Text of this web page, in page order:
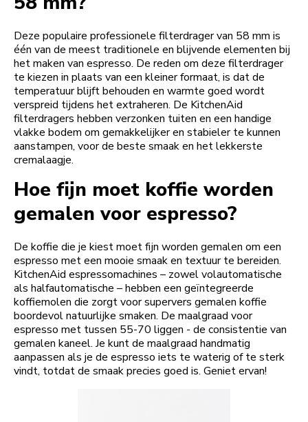
Deze populaire professionele filterdrager van 58 mm is
één van de meest traditionele en blijvende elementen bij
het maken van espresso. De reden om deze filterdrager
te kiezen in plaats van een kleiner formaat, is dat de
temperatuur blijft behouden en warmte goed wordt
verspreid tijdens het extraheren. De KitchenAid
filterdragers hebben verzonken tuiten en een handige
vlakke bodem om gemakkelijker en stabieler te kunnen
aanstampen, voor de beste smaak en het lekkerste
cremalaagje.
Hoe fijn moet koffie worden
gemalen voor espresso?
De koffie die je kiest moet fijn worden gemalen om een
espresso met een mooie smaak en textuur te bereiden.
KitchenAid espressomachines – zowel volautomatische
als halfautomatische – hebben een geïntegreerde
koffiemolen die zorgt voor supervers gemalen koffie
boordevol natuurlijke smaken. De maalgraad voor
espresso met tussen 55-70 liggen - de consistentie van
gemalen kaneel. Je kunt de maalgraad handmatig
aanpassen als je de espresso iets te waterig of te sterk
vindt, totdat de smaak precies goed is. Geniet ervan!